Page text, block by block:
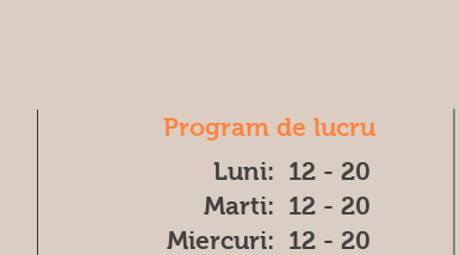
Program de lucru
Luni: 12 - 20
Marti: 12 - 20
Miercuri: 12 - 20